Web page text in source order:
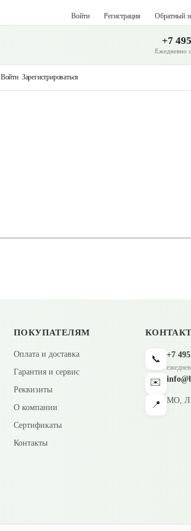
Войти Регистрация Обратный
+7
Ежедневно
Войти Зарегистрироваться
ПОКУПАТЕЛЯМ
Оплата и доставка
Гарантия и сервис
Реквизиты
О компании
Сертификаты
Контакты
📞 +7
✉️
📍 МО,